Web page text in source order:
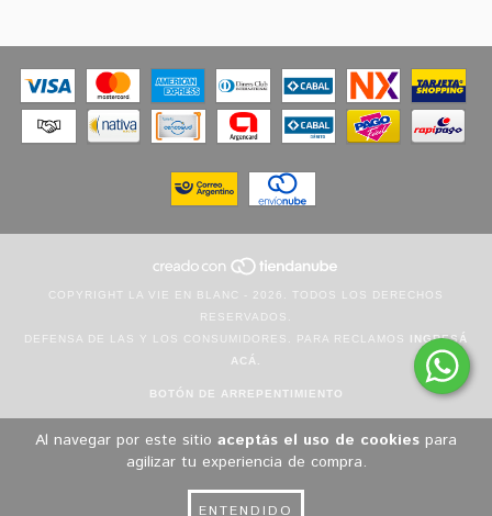
Al navegar por este sitio aceptás el uso de cookies para
agilizar tu experiencia de compra.
ENTENDIDO
COPYRIGHT LA VIE EN BLANC - 2026. TODOS LOS DERECHOS
RESERVADOS.
DEFENSA DE LAS Y LOS CONSUMIDORES. PARA RECLAMOS
INGRESÁ
ACÁ.
BOTÓN DE ARREPENTIMIENTO